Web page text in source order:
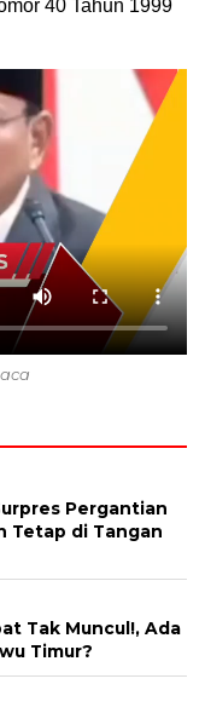
40 Tahun 1999
Pergantian
Tetap di Tangan
Tak Muncul!, Ada
Timur?